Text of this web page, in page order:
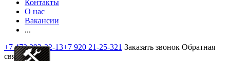
Контакты
О нас
Вакансии
...
+7 473 292-32-13+7 920 21-25-321 Заказать звонок Обратная
связь